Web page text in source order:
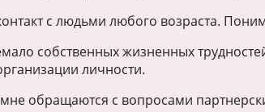
с людьми любого возраста.
собственных жизненных
личности.
обращаются с вопросами